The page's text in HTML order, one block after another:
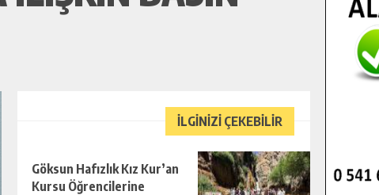
İLGİNİZİ ÇEKEBİLİR
Göksun Hafızlık Kız Kur’an
Kursu Öğrencilerine